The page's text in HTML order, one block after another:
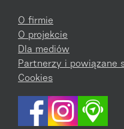
O firmie
O projekcie
Dla mediów
Partnerzy i powiązane
Cookies